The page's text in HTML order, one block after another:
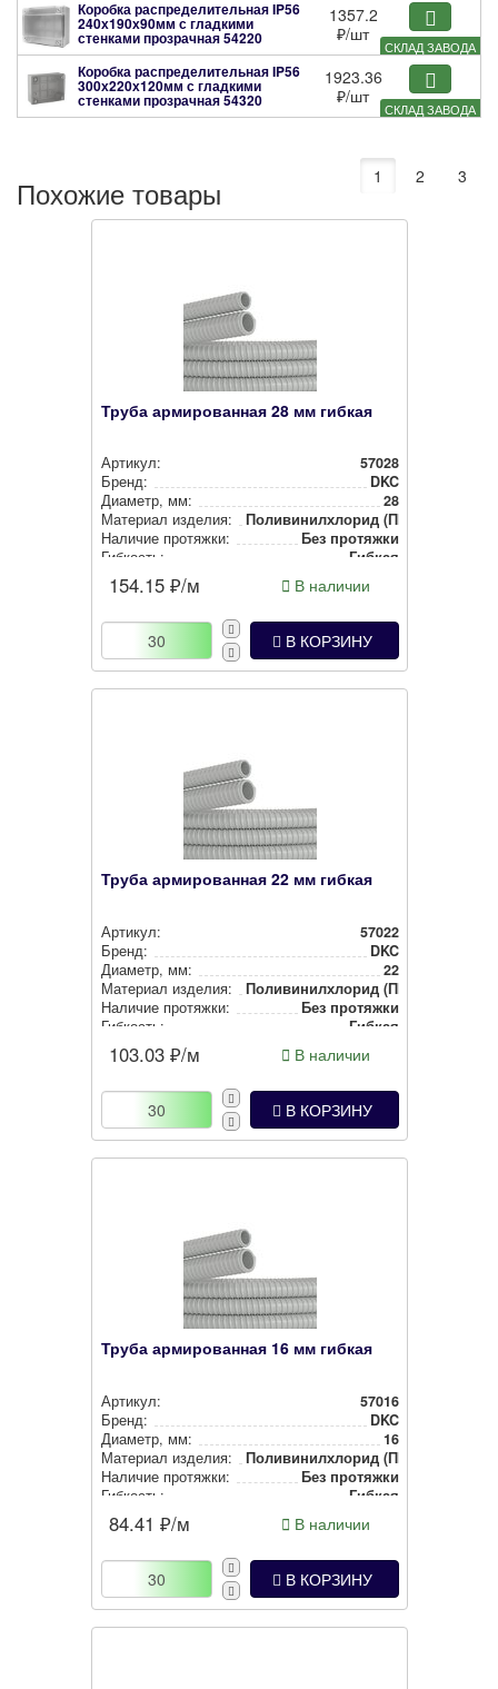
СКЛАД ЗАВОДА
Коробка распределительная IP56
240х190х90мм с гладкими
стенками прозрачная54220
1357.2
₽/шт
СКЛАД ЗАВОДА
Коробка распределительная IP56
300х220х120мм с гладкими
стенками прозрачная54320
1923.36
₽/шт
Похожие товары 1 2 3
Труба армированная 28 мм гибкая
Артикул:
57028
Бренд:
DKC
Диаметр, мм:
28
Материал изделия:
Поли­ви­нил­хло­рид (ПВХ)
Наличие протяжки:
Без протяжки
Гибкость:
Гибкая
Тип изделия:
154.15 ₽/м В наличии
В КОРЗИНУ
Труба армированная 22 мм гибкая
Артикул:
57022
Бренд:
DKC
Диаметр, мм:
22
Материал изделия:
Поли­ви­нил­хло­рид (ПВХ)
Наличие протяжки:
Без протяжки
Гибкость:
Гибкая
Тип изделия:
103.03 ₽/м В наличии
В КОРЗИНУ
Труба армированная 16 мм гибкая
Артикул:
57016
Бренд:
DKC
Диаметр, мм:
16
Материал изделия:
Поли­ви­нил­хло­рид (ПВХ)
Наличие протяжки:
Без протяжки
Гибкость:
Гибкая
Тип изделия:
84.41 ₽/м В наличии
В КОРЗИНУ